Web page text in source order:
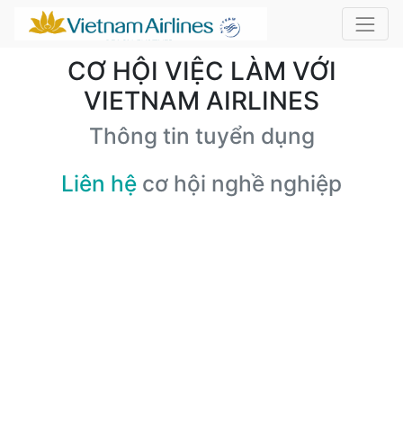
CƠ HỘI VIỆC LÀM VỚI
VIETNAM AIRLINES
Thông tin tuyển dụng
Liên hệ cơ hội nghề nghiệp